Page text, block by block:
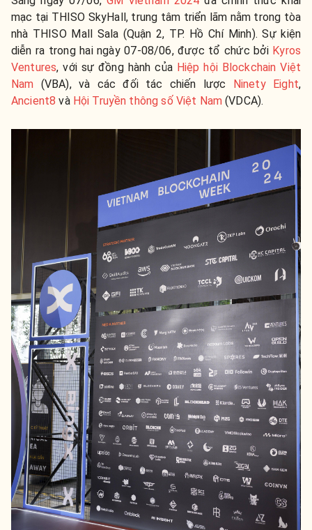
mạc tại THISO SkyHall, trung tâm triển lãm nằm trong tòa
nhà THISO Mall Sala (Quận 2, TP. Hồ Chí Minh). Sự kiện
diễn ra trong hai ngày 07-08/06,được tổ chức bởi Kyros
Ventures, với sự đồng hành của Hiệp hội Blockchain Việt
Nam (VBA), và các đối tác chiến lược Ninety Eight,
Ancient8 và Hội Truyền thông số Việt Nam (VDCA).